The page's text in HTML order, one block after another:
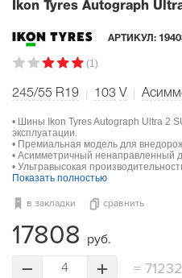
Ikon Tyres Autograph
АРТИКУЛ:
(1)
245/55 R19 103 V
• Шины Ikon Tyres Autograph Ultra 2
эксплуатации.
• Премиальная модель для
• Асимметричный ненаправленный
• Ультравысокая
Показать полностью
в закладки сравнить
17808 руб.
4 =